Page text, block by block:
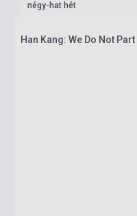
négy-hat hét
Han Kang: We Do Not